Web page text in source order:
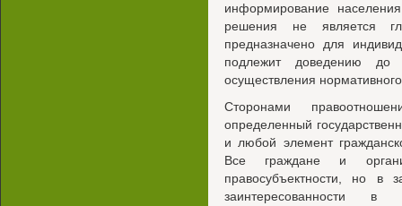
информирование
решения не является
предназначено для
подлежит доведению до
осуществления
Сторонами
определенный
и любой элемент
Все граждане и
правосубъектности, но в
заинтересованности в